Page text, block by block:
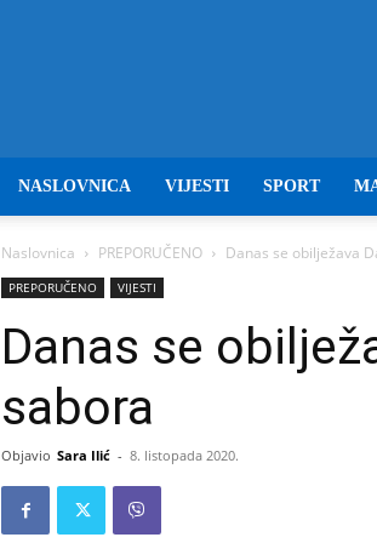
NASLOVNICA VIJESTI SPORT
Naslovnica PREPORUČENO Danas se obilježava
PREPORUČENO VIJESTI
Danas se
sabora
Objavio Sara Ilić - 8. listopada 2020.